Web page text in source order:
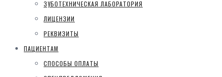
ЗУБОТЕХНИЧЕСКАЯ ЛАБОРАТОРИЯ
ЛИЦЕНЗИИ
РЕКВИЗИТЫ
ПАЦИЕНТАМ
СПОСОБЫ ОПЛАТЫ